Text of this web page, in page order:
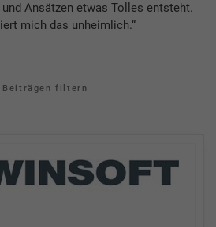
Ansätzen etwas Tolles entsteht.
mich das unheimlich.“
Beiträgen filtern